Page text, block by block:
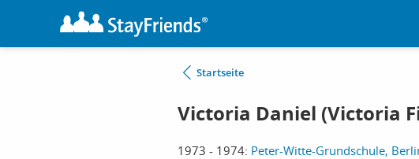
Startseite
Victoria Daniel (Victoria
1973 - 1974: Peter-Witte-Grundschule,